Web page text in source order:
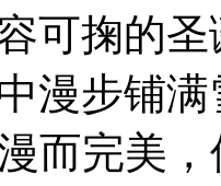
可掬的
漫步铺
而完美，